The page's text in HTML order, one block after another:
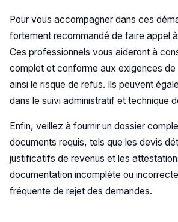
Pour vous accompagner dans ces
fortement recommandé de faire appel
Ces professionnels vous aideront à
complet et conforme aux exigences de
ainsi le risque de refus. Ils peuvent
dans le suivi administratif et technique
Enfin, veillez à fournir un dossier
documents requis, tels que les devis
justificatifs de revenus et les
documentation incomplète ou
fréquente de rejet des demandes.